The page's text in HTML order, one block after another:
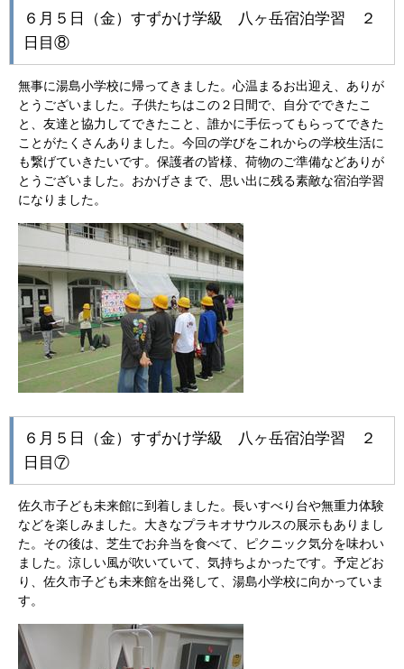
６月５日（金）すずかけ学級 八ヶ岳宿泊学習 ２
日目⑧
無事に湯島小学校に帰ってきました。心温まるお出迎え、ありが
とうございました。子供たちはこの２日間で、自分でできたこ
と、友達と協力してできたこと、誰かに手伝ってもらってできた
ことがたくさんありました。今回の学びをこれからの学校生活に
も繋げていきたいです。保護者の皆様、荷物のご準備などありが
とうございました。おかげさまで、思い出に残る素敵な宿泊学習
になりました。
６月５日（金）すずかけ学級 八ヶ岳宿泊学習 ２
日目⑦
佐久市子ども未来館に到着しました。長いすべり台や無重力体験
などを楽しみました。大きなプラキオサウルスの展示もありまし
た。その後は、芝生でお弁当を食べて、ピクニック気分を味わい
ました。涼しい風が吹いていて、気持ちよかったです。予定どお
り、佐久市子ども未来館を出発して、湯島小学校に向かっていま
す。